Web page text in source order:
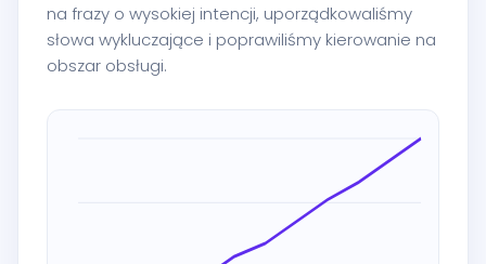
na frazy o wysokiej intencji, uporządkowaliśmy
słowa wykluczające i poprawiliśmy kierowanie na
obszar obsługi.